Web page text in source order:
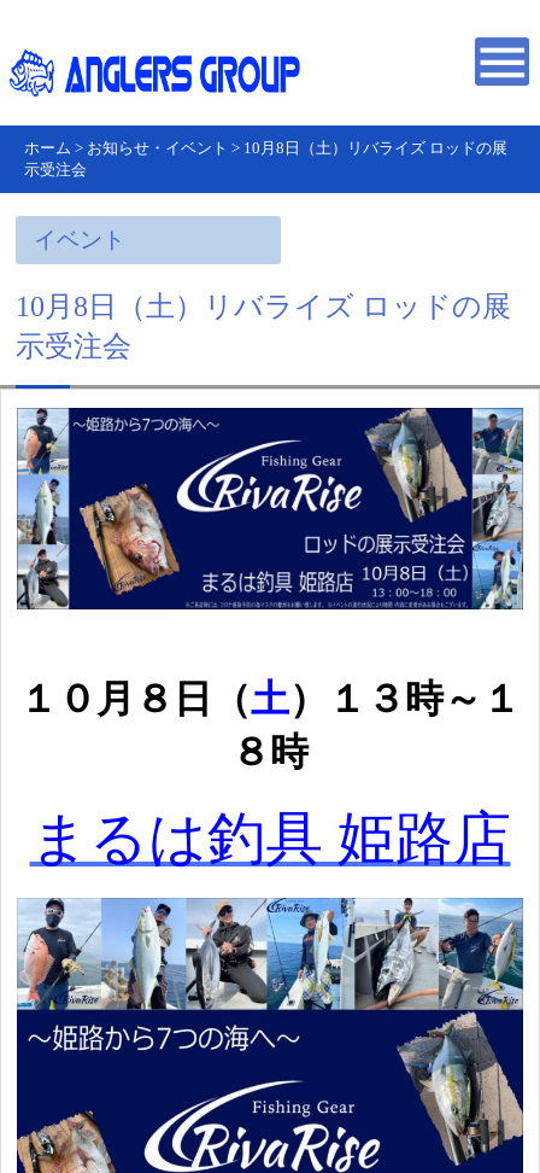
ホーム > お知らせ・イベント > 10月8日（土）リバライズ ロッドの展
示受注会
イベント
10月8日（土）リバライズ ロッドの展
示受注会
１０ 月８日（土）１３時～１
８時
まるは釣具 姫路店